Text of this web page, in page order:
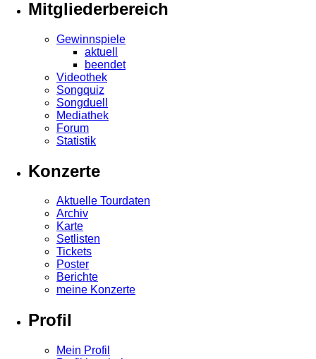
Mitgliederbereich
Gewinnspiele
aktuell
beendet
Videothek
Songquiz
Songduell
Mediathek
Forum
Statistik
Konzerte
Aktuelle Tourdaten
Archiv
Karte
Setlisten
Tickets
Poster
Berichte
meine Konzerte
Profil
Mein Profil